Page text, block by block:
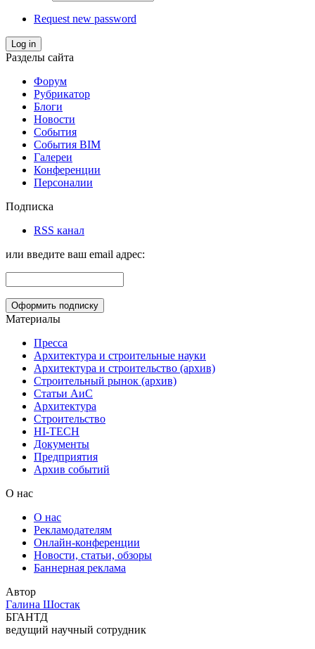
Request new password
Log in
Разделы сайта
Форум
Рубрикатор
Блоги
Новости
События
События BIM
Галереи
Конференции
Персоналии
Подписка
RSS канал
или введите ваш email адрес:
Материалы
Пресса
Архитектура и строительные науки
Архитектура и строительство (архив)
Строительный рынок (архив)
Статьи АиС
Архитектура
Строительство
HI-TECH
Документы
Предприятия
Архив событий
О нас
О нас
Рекламодателям
Онлайн-конференции
Новости, статьи, обзоры
Баннерная реклама
Автор
Галина Шостак
БГАНТД
ведущий научный сотрудник